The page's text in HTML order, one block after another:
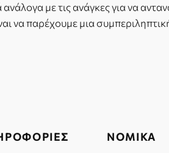
με τις ανάγκες για να
να παρέχουμε μια
ΝΟΜΙΚΆ